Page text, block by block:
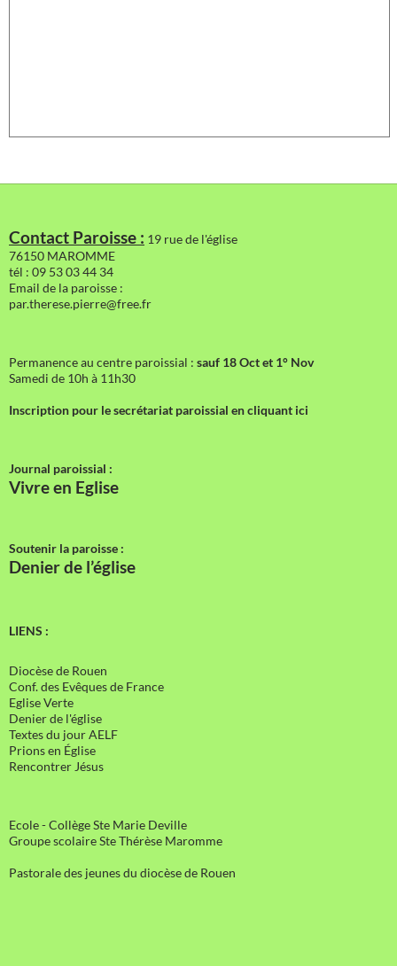
Contact Paroisse : 19 rue de l'église
76150 MAROMME
tél : 09 53 03 44 34
Email de la paroisse :
par.therese.pierre@free.fr
Permanence au centre paroissial : sauf 18 Oct et 1° Nov
Samedi de 10h à 11h30
Inscription pour le secrétariat paroissial en cliquant ici
Journal paroissial :
Vivre en Eglise
Soutenir la paroisse :
Denier de l’église
LIENS :
Diocèse de Rouen
Conf. des Evêques de France
Eglise Verte
Denier de l'église
Textes du jour AELF
Prions en Église
Rencontrer Jésus
Ecole - Collège Ste Marie Deville
Groupe scolaire Ste Thérèse Maromme
Pastorale des jeunes du diocèse de Rouen